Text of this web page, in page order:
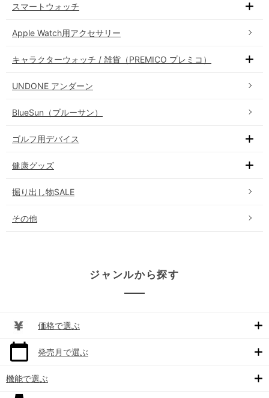
スマートウォッチ
Apple Watch用アクセサリー
キャラクターウォッチ / 雑貨（PREMICO プレミコ）
UNDONE アンダーン
BlueSun（ブルーサン）
ゴルフ用デバイス
健康グッズ
掘り出し物SALE
その他
ジャンルから探す
価格で選ぶ
発売月で選ぶ
機能で選ぶ